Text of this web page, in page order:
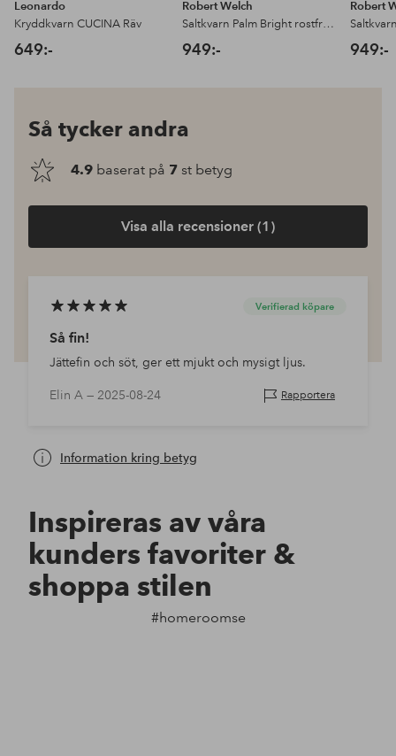
Leonardo
Kryddkvarn CUCINA Räv
649:-
Robert Welch
Saltkvarn Palm Bright rostfritt stål Medium
949:-
Robert
949:-
Så tycker andra
4.9 baserat på 7 st betyg
Visa alla recensioner (1)
Verifierad köpare
Så fin!
Jättefin och söt, ger ett mjukt och mysigt ljus.
Elin A — 2025-08-24 Rapportera
Information kring betyg
Inspireras av våra
kunders favoriter &
shoppa stilen
#homeroomse